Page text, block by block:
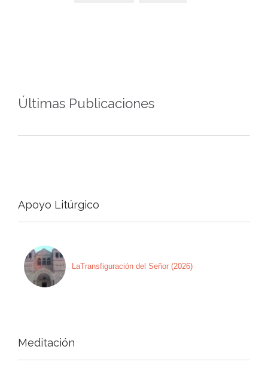
Últimas Publicaciones
Apoyo Litúrgico
LaTransfiguración del Señor (2026)
Meditación